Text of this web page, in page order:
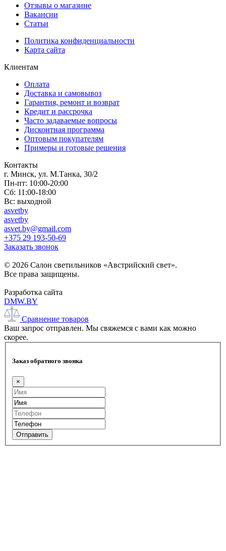
Отзывы о магазине
Вакансии
Статьи
Политика конфиденциальности
Карта сайта
Клиентам
Оплата
Доставка и самовывоз
Гарантия, ремонт и возврат
Кредит и рассрочка
Часто задаваемые вопросы
Дисконтная программа
Оптовым покупателям
Примеры и готовые решения
Контакты
г. Минск, ул. М.Танка, 30/2
Пн-пт: 10:00-20:00
Сб: 11:00-18:00
Вс: выходной
asvetby
asvetby
asvet.by@gmail.com
+375 29 193-50-69
Заказать звонок
© 2026 Салон светильников «Австрийский свет».
Все права защищены.
Разработка сайта
DMW.BY
Сравнение товаров
Ваш запрос отправлен. Мы свяжемся с вами как можно
скорее.
Заказ обратного звонка
×
Отправить